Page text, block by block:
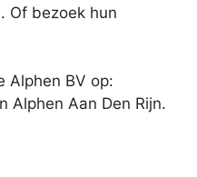
. Of bezoek hun
Alphen BV op:
Alphen Aan Den Rijn.